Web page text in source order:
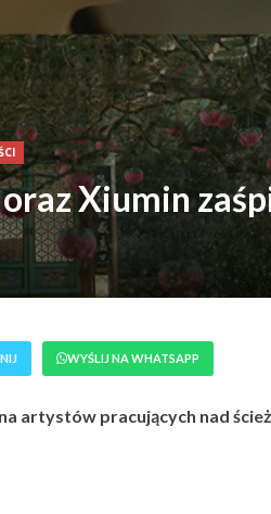
Xiumin
WYŚLIJ NA WHATSAPP
artystów pracujących nad